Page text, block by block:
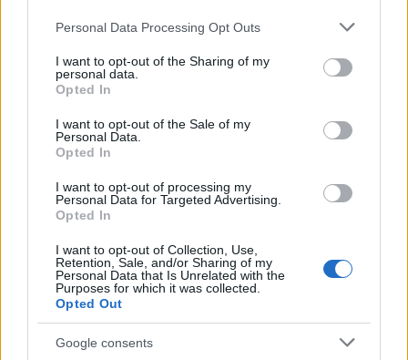
This information may also be disclosed by us to third parties
disclose it to other third parties.
Please note that this website/app uses one or more Google
services and may gather and store information including but
not limited to your visit or usage behaviour. You may click to
grant or deny consent to Google and its third-party tags to
consent section.
Personal Data Processing Opt Outs
I want to opt-out of the Sharing of my
personal data.
Opted In
I want to opt-out of the Sale of my
Personal Data.
Opted In
I want to opt-out of processing my
Personal Data for Targeted Advertising.
Opted In
I want to opt-out of Collection, Use,
Retention, Sale, and/or Sharing of my
Personal Data that Is Unrelated with the
Purposes for which it was collected.
Opted Out
Google consents